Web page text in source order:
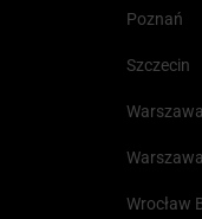
Poznań
Szczecin
Wrocław